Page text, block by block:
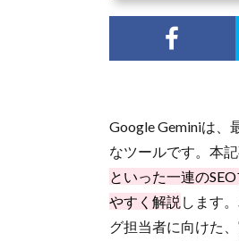
Google Geminiは、
なツールです。本記
といった一連の
やすく解説 します
グ担当者に向けた